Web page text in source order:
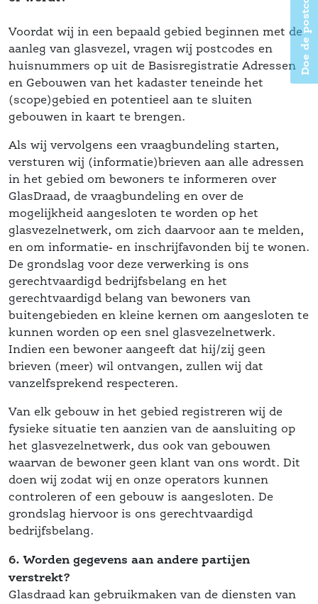
Voordat wij in een bepaald gebied beginnen met de
aanleg van glasvezel, vragen wij postcodes en
huisnummers op uit de Basisregistratie Adressen
en Gebouwen van het kadaster teneinde het
(scope)gebied en potentieel aan te sluiten
gebouwen in kaart te brengen.
Als wij vervolgens een vraagbundeling starten,
versturen wij (informatie)brieven aan alle adressen
in het gebied om bewoners te informeren over
GlasDraad, de vraagbundeling en over de
mogelijkheid aangesloten te worden op het
glasvezelnetwerk, om zich daarvoor aan te melden,
en om informatie- en inschrijfavonden bij te wonen.
De grondslag voor deze verwerking is ons
gerechtvaardigd bedrijfsbelang en het
gerechtvaardigd belang van bewoners van
buitengebieden en kleine kernen om aangesloten te
kunnen worden op een snel glasvezelnetwerk.
Indien een bewoner aangeeft dat hij/zij geen
brieven (meer) wil ontvangen, zullen wij dat
vanzelfsprekend respecteren.
Van elk gebouw in het gebied registreren wij de
fysieke situatie ten aanzien van de aansluiting op
het glasvezelnetwerk, dus ook van gebouwen
waarvan de bewoner geen klant van ons wordt. Dit
doen wij zodat wij en onze operators kunnen
controleren of een gebouw is aangesloten. De
grondslag hiervoor is ons gerechtvaardigd
bedrijfsbelang.
6. Worden gegevens aan andere partijen
verstrekt?
Glasdraad kan gebruikmaken van de diensten van